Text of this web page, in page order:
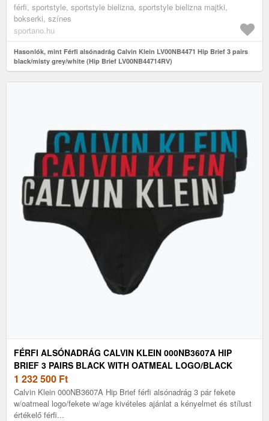
férfi, sportstyle, sportstyle bielizna, sportstyle bielizna majtki,
bokserki, színes
sportano.hu
Hasonlók, mint Férfi alsónadrág Calvin Klein LV00NB4471 Hip Brief 3 pairs
black/misty grey/white (Hip Brief LV00NB44714RV)
FÉRFI ALSÓNADRÁG CALVIN KLEIN 000NB3607A HIP
BRIEF 3 PAIRS BLACK WITH OATMEAL LOGO/BLACK
WITH AGE (HIP BRIEF 000NB3607A3YN)
1 232 500 Ft
Calvin Klein 000NB3607A Hip Brief férfi alsónadrág 3 pár fekete
w/oatmeal logo/fekete w/age kivételes ajánlat a kényelmet és stílust
értékelő férfi...